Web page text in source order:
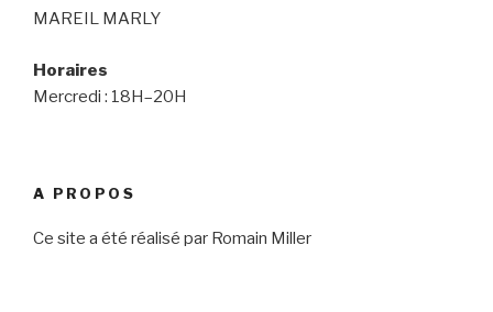
MAREIL MARLY
Horaires
Mercredi : 18H–20H
A PROPOS
Ce site a été réalisé par Romain Miller